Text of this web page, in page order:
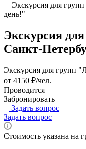
—Экскурсия для
день!"
Экскурсия
Санкт-
Экскурсия для групп
от 4150 ₽/чел.
Проводится
Забронировать
Задать вопрос
Задать вопрос
Стоимость указана на